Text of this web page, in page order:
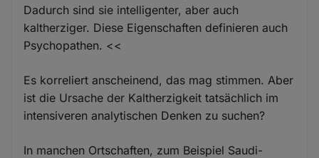
Dadurch sind sie intelligenter, aber auch
kaltherziger. Diese Eigenschaften definieren auch
Psychopathen. <<
Es korreliert anscheinend, das mag stimmen. Aber
ist die Ursache der Kaltherzigkeit tatsächlich im
intensiveren analytischen Denken zu suchen?
In manchen Ortschaften, zum Beispiel Saudi-